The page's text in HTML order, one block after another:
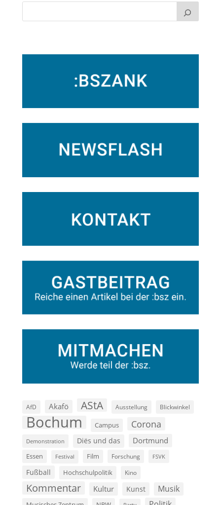
AfD Akafö AStA Ausstellung Blickwinkel
Bochum Campus Corona
Demonstration Diës und das Dortmund
Essen Festival Film Forschung FSVK
Fußball Hochschulpolitik Kino
Kommentar Kultur Kunst Musik